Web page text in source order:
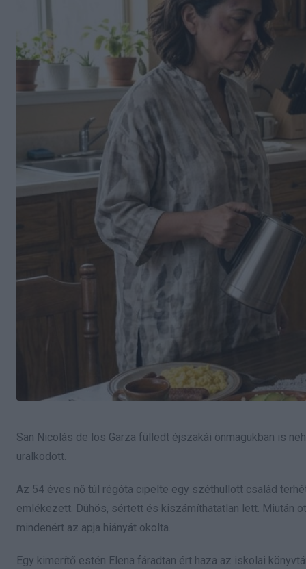
San Nicolás de los Garza fülledt éjszakái önmagukban is
uralkodott.
Az 54 éves nő túl régóta cipelte egy széthullott család
emlékezett. Dühös, sértett és kiszámíthatatlan lett. Miután
mindenért az apja hiányát okolta.
Egy kimerítő estén Elena fáradtan ért haza az iskolai